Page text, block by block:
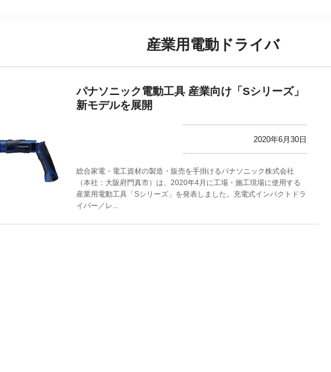
産業用電動ドライバ
パナソニック電動工具 産業向け「Sシリーズ」
新モデルを展開
2020年6月30日
総合家電・電工資材の製造・販売を手掛けるパナソニック株式会社
（本社：大阪府門真市）は、2020年4月に工場・施工現場に使用する
産業用電動工具「Sシリーズ」を発表しました。充電式インパクトドラ
イバー／レ...